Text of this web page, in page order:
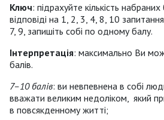
Ключ: підрахуйте кількість
відповіді на 1, 2, 3, 4, 8, 10 запитання
7, 9, запишіть собі по одному балу.
Інтерпретація: максимально Ви
балів.
7–10 балів: ви невпевнена в собі
вважати великим недоліком, який
в повсякденному житті;